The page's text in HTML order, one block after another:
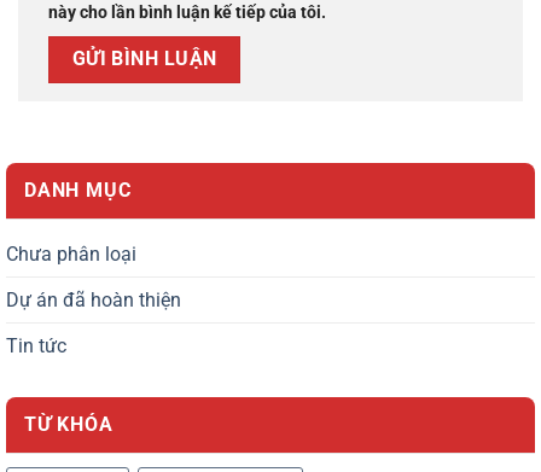
DANH MỤC
Chưa phân loại
Dự án đã hoàn thiện
Tin tức
TỪ KHÓA
này cho lần bình luận kế tiếp của tôi.